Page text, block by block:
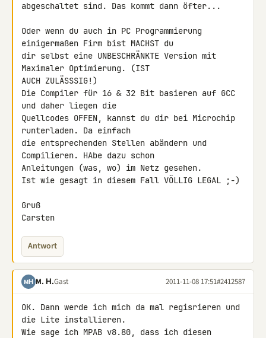
abgeschaltet sind. Das kommt dann öfter...
Oder wenn du auch in PC Programmierung
einigermaßen Firm bist MACHST du
dir selbst eine UNBESCHRÄNKTE Version mit
Maximaler Optimierung. (IST
AUCH ZULÄSSSIG!)
Die Compiler für 16 & 32 Bit basieren auf GCC
und daher liegen die
Quellcodes OFFEN, kannst du dir bei Microchip
runterladen. Da einfach
die entsprechenden Stellen abändern und
Compilieren. HAbe dazu schon
Anleitungen (was, wo) im Netz gesehen.
Ist wie gesagt in diesem Fall VÖLLIG LEGAL ;-)
Gruß
Carsten
Antwort
MН M. Н.Gast 2011-11-08 17:51#2412587
OK. Dann werde ich mich da mal regisrieren und
die Lite installieren.
Wie sage ich MPAB v8.80, dass ich diesen